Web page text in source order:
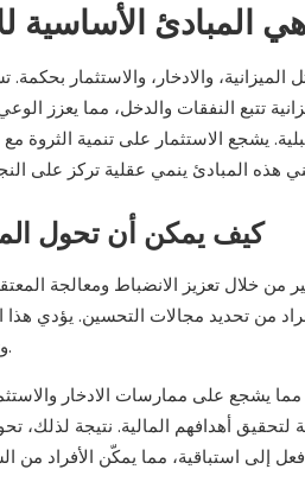
المبادئ الأساسية
والادخار، والاستثمار
تتبع النفقات والدخل، مما يعزز
يشجع الاستثمار على تنمية
كيف يمكن أن تحول
من خلال تعزيز الانضباط ومعالجة
من تحديد مجالات التحسين. يؤدي
وتحديد أولويات الأهداف المالية.
مما يشجع على ممارسات الادخار
لتحقيق أهدافهم المالية. نتيجة لذلك،